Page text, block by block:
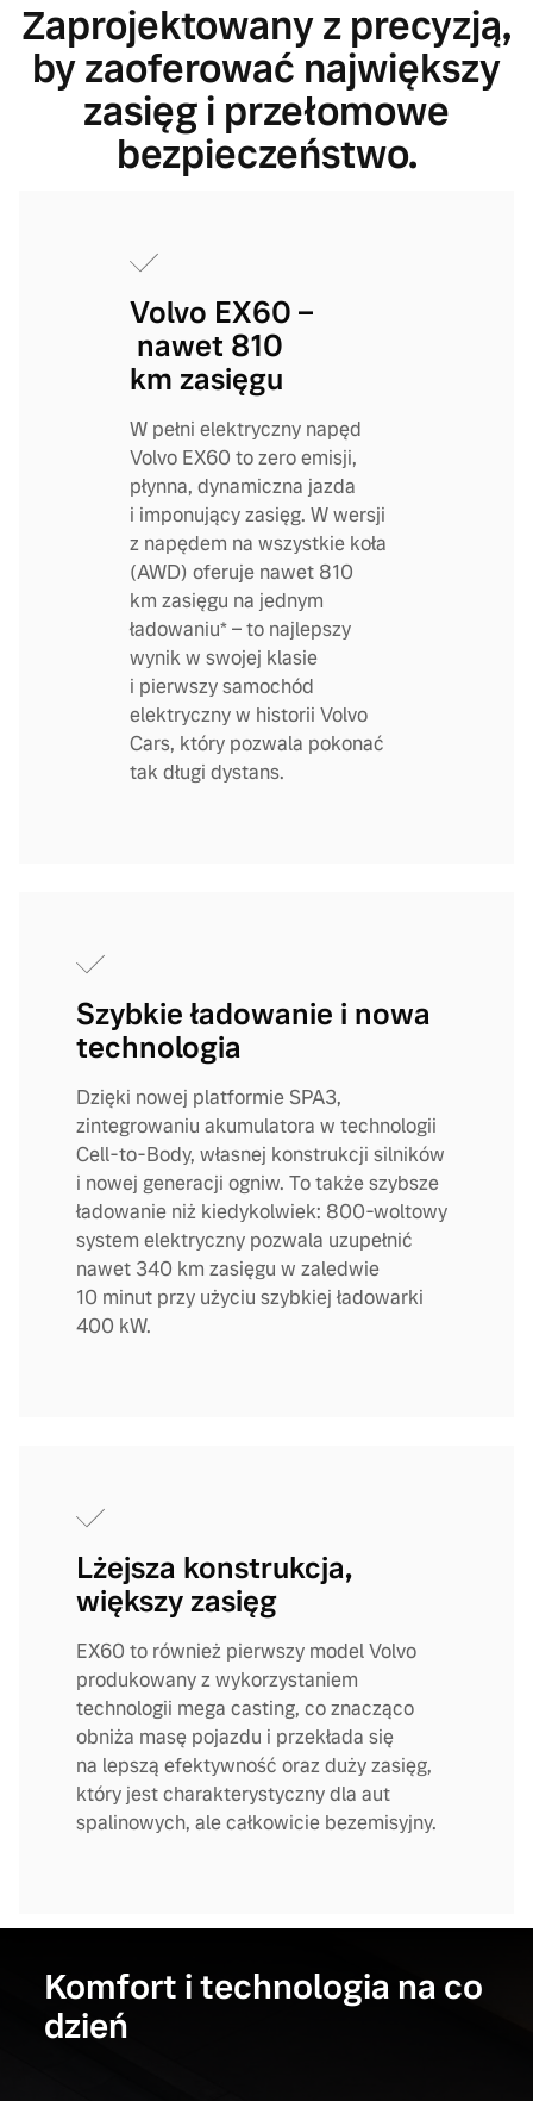
Zaprojektowany z precyzją,
by zaoferować największy
zasięg i przełomowe
bezpieczeństwo.
Volvo EX60 –
nawet 810
km zasięgu
W pełni elektryczny napęd
Volvo EX60 to zero emisji,
płynna, dynamiczna jazda
i imponujący zasięg. W wersji
z napędem na wszystkie koła
(AWD) oferuje nawet 810
km zasięgu na jednym
ładowaniu* – to najlepszy
wynik w swojej klasie
i pierwszy samochód
elektryczny w historii Volvo
Cars, który pozwala pokonać
tak długi dystans.
Szybkie ładowanie i nowa
technologia
Dzięki nowej platformie SPA3,
zintegrowaniu akumulatora w technologii
Cell-to-Body, własnej konstrukcji silników
i nowej generacji ogniw. To także szybsze
ładowanie niż kiedykolwiek: 800-woltowy
system elektryczny pozwala uzupełnić
nawet 340 km zasięgu w zaledwie
10 minut przy użyciu szybkiej ładowarki
400 kW.
Lżejsza konstrukcja,
większy zasięg
EX60 to również pierwszy model Volvo
produkowany z wykorzystaniem
technologii mega casting, co znacząco
obniża masę pojazdu i przekłada się
na lepszą efektywność oraz duży zasięg,
który jest charakterystyczny dla aut
spalinowych, ale całkowicie bezemisyjny.
Komfort i technologia na co
dzień